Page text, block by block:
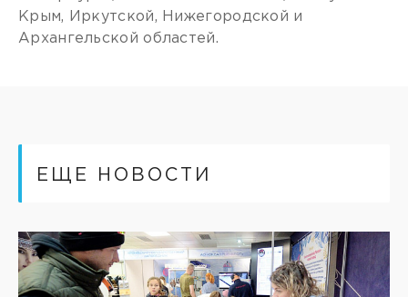
Крым, Иркутской, Нижегородской и
Архангельской областей.
ЕЩЕ НОВОСТИ